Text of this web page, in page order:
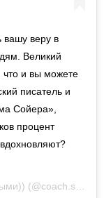
вашу веру в
Великий
что и вы можете
писатель и
Сойера»,
процент
(@coach.shevchenko) on